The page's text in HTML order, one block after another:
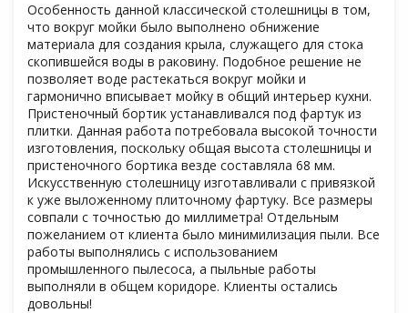
Особенность данной классической столешницы в том,
что вокруг мойки было выполнено обнижение
материала для создания крыла, служащего для стока
скопившейся воды в раковину. Подобное решение не
позволяет воде растекаться вокруг мойки и
гармонично вписывает мойку в общий интерьер кухни.
Пристеночный бортик устанавливался под фартук из
плитки. Данная работа потребовала высокой точности
изготовления, поскольку общая высота столешницы и
пристеночного бортика везде составляла 68 мм.
Искусственную столешницу изготавливали с привязкой
к уже выложенному плиточному фартуку. Все размеры
совпали с точностью до миллиметра! Отдельным
пожеланием от клиента было минимилизация пыли. Все
работы выполнялись с использованием
промышленного пылесоса, а пыльные работы
выполняли в общем коридоре. Клиенты остались
довольны!